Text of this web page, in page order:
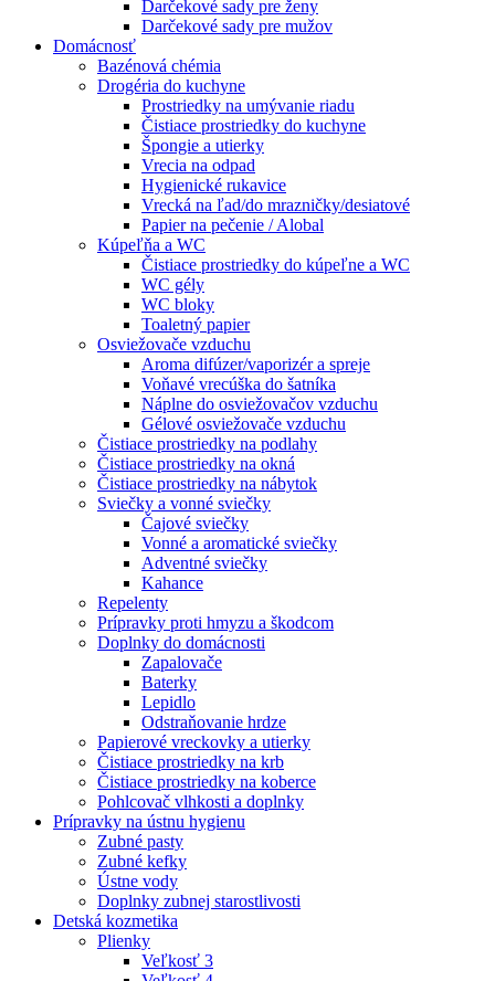
Darčekové sady pre ženy
Darčekové sady pre mužov
Domácnosť
Bazénová chémia
Drogéria do kuchyne
Prostriedky na umývanie riadu
Čistiace prostriedky do kuchyne
Špongie a utierky
Vrecia na odpad
Hygienické rukavice
Vrecká na ľad/do mrazničky/desiatové
Papier na pečenie / Alobal
Kúpeľňa a WC
Čistiace prostriedky do kúpeľne a WC
WC gély
WC bloky
Toaletný papier
Osviežovače vzduchu
Aroma difúzer/vaporizér a spreje
Voňavé vrecúška do šatníka
Náplne do osviežovačov vzduchu
Gélové osviežovače vzduchu
Čistiace prostriedky na podlahy
Čistiace prostriedky na okná
Čistiace prostriedky na nábytok
Sviečky a vonné sviečky
Čajové sviečky
Vonné a aromatické sviečky
Adventné sviečky
Kahance
Repelenty
Prípravky proti hmyzu a škodcom
Doplnky do domácnosti
Zapalovače
Baterky
Lepidlo
Odstraňovanie hrdze
Papierové vreckovky a utierky
Čistiace prostriedky na krb
Čistiace prostriedky na koberce
Pohlcovač vlhkosti a doplnky
Prípravky na ústnu hygienu
Zubné pasty
Zubné kefky
Ústne vody
Doplnky zubnej starostlivosti
Detská kozmetika
Plienky
Veľkosť 3